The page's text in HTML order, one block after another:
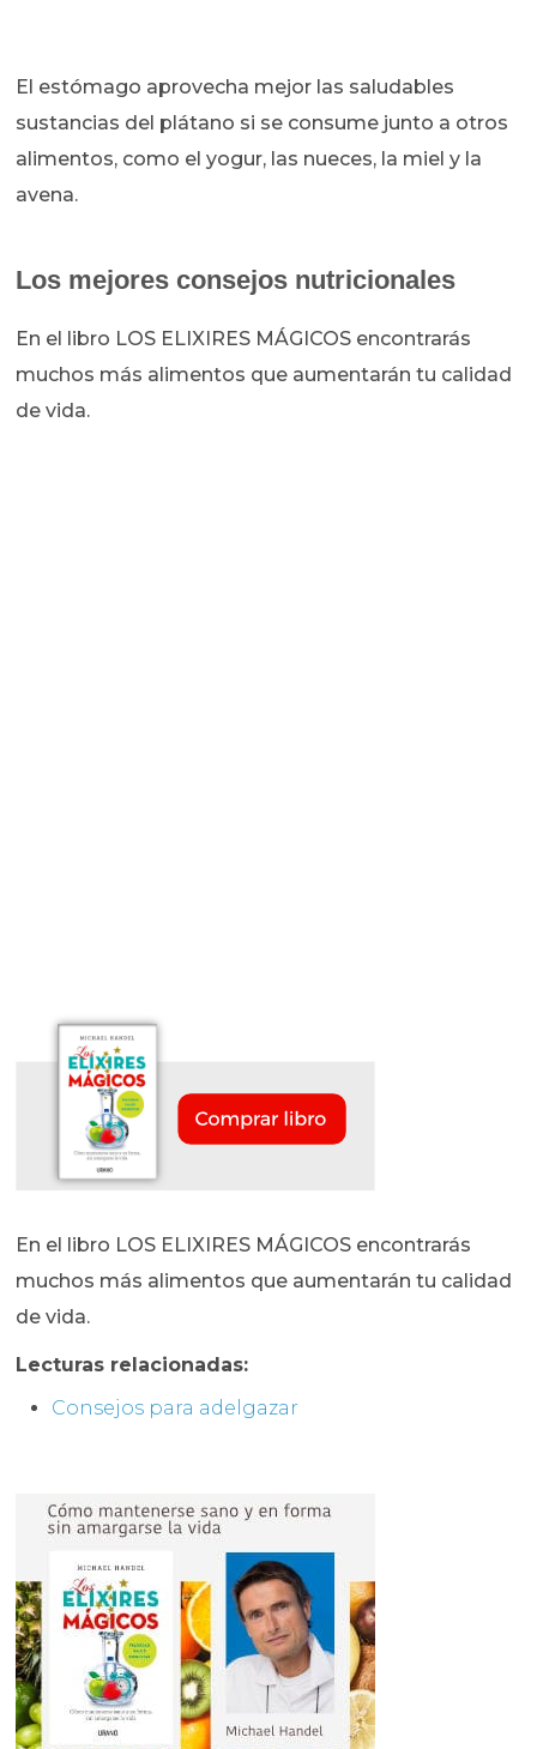
El estómago aprovecha mejor las saludables
sustancias del plátano si se consume junto a otros
alimentos, como el yogur, las nueces, la miel y la
avena.
Los mejores consejos nutricionales
En el libro LOS ELIXIRES MÁGICOS encontrarás
muchos más alimentos que aumentarán tu calidad
de vida.
En el libro LOS ELIXIRES MÁGICOS encontrarás
muchos más alimentos que aumentarán tu calidad
de vida.
Lecturas relacionadas:
Consejos para adelgazar